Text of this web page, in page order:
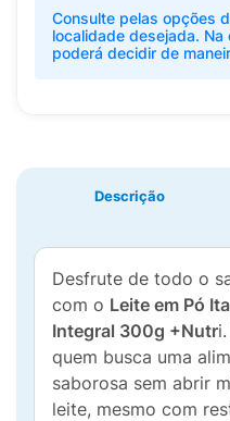
Consulte pelas opções
localidade desejada.
poderá decidir de
Descrição
Desfrute de todo o
com o Leite em Pó
Integral 300g +Nutr
quem busca uma
saborosa sem abrir
leite, mesmo com